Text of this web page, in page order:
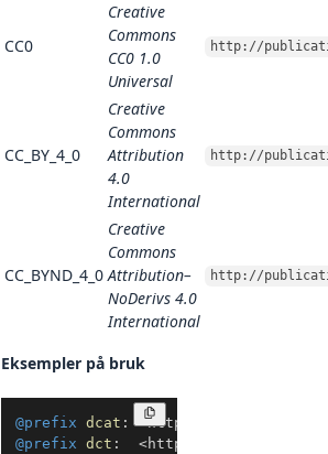
CC0
Creative
Commons
CC0 1.0
Universal
http://
CC_BY_4_0
Creative
Commons
Attribution
4.0
International
http://
CC_BYND_4_0
Creative
Commons
Attribution–
NoDerivs 4.0
International
http://
Eksempler på bruk
@prefix dcat : <http://www.w3.org/
@prefix dct : <http://purl.org/dc/